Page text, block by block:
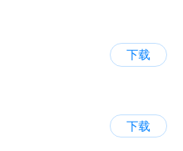
下载
下载